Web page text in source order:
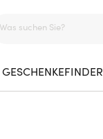
GESCHENKEFINDER